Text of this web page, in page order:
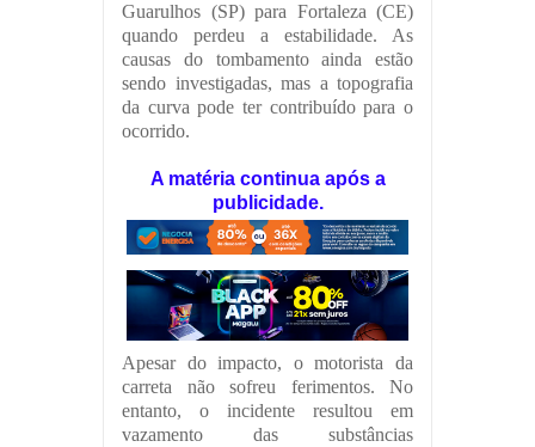
Guarulhos (SP) para Fortaleza (CE)
quando perdeu a estabilidade. As
causas do tombamento ainda estão
sendo investigadas, mas a topografia
da curva pode ter contribuído para o
ocorrido.
A matéria continua após a
publicidade.
Apesar do impacto, o motorista da
carreta não sofreu ferimentos. No
entanto, o incidente resultou em
vazamento das substâncias